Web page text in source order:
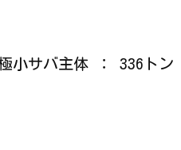
小サバ主体 ： 336